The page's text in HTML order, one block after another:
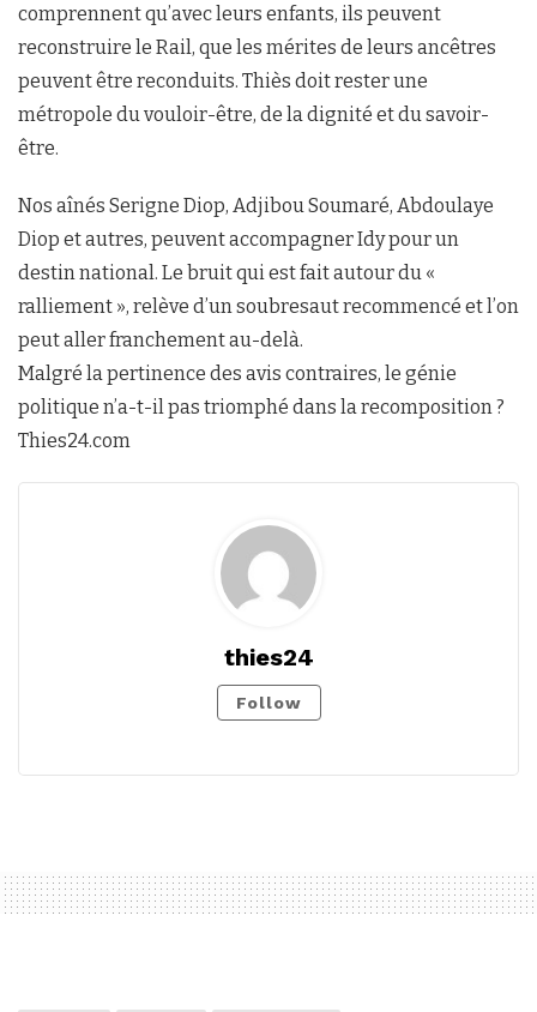
comprennent qu’avec leurs enfants, ils peuvent
reconstruire le Rail, que les mérites de leurs ancêtres
peuvent être reconduits. Thiès doit rester une
métropole du vouloir-être, de la dignité et du savoir-
être.
Nos aînés Serigne Diop, Adjibou Soumaré, Abdoulaye
Diop et autres, peuvent accompagner Idy pour un
destin national. Le bruit qui est fait autour du «
ralliement », relève d’un soubresaut recommencé et l’on
peut aller franchement au-delà.
Malgré la pertinence des avis contraires, le génie
politique n’a-t-il pas triomphé dans la recomposition ?
Thies24.com
thies24
Follow